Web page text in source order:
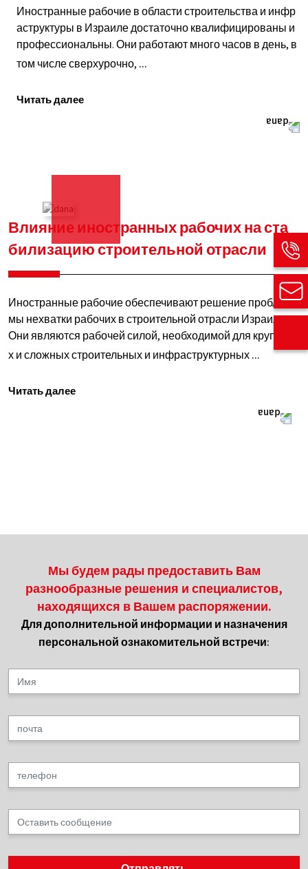
Иностранные рабочие в области строительства и инфр
аструктуры в Израиле достаточно квалифицированы и
профессиональны. Они работают много часов в день, в
том числе сверхурочно, ...
Читать далее
Влияние иностранных рабочих на ста
билизацию строительной отрасли
Иностранные рабочие обеспечивают решение пробле
мы нехватки рабочих в строительной отрасли Израиля.
Они являются рабочей силой, необходимой для крупны
х и сложных строительных и инфраструктурных ... Влияние
Читать далее
Мы будем рады предоставить Вам
разнообразные решения и специалистов,
находящихся в Вашем распоряжении.
Для дополнительной информации и назначения
персональной ознакомительной встречи: